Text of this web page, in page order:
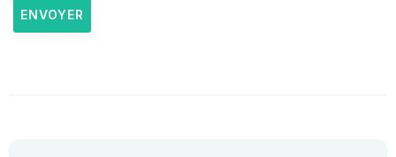
ENVOYER